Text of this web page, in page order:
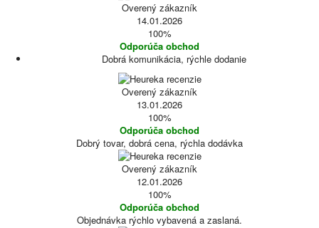
Overený zákazník
14.01.2026
100%
Odporúča obchod
Dobrá komunikácia, rýchle dodanie
Overený zákazník
13.01.2026
100%
Odporúča obchod
Dobrý tovar, dobrá cena, rýchla dodávka
Overený zákazník
12.01.2026
100%
Odporúča obchod
Objednávka rýchlo vybavená a zaslaná.